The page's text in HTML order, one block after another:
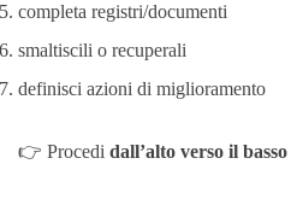
completa registri/documenti
smaltiscili o recuperali
definisci azioni di miglioramento
👉 Procedi dall’alto verso il basso